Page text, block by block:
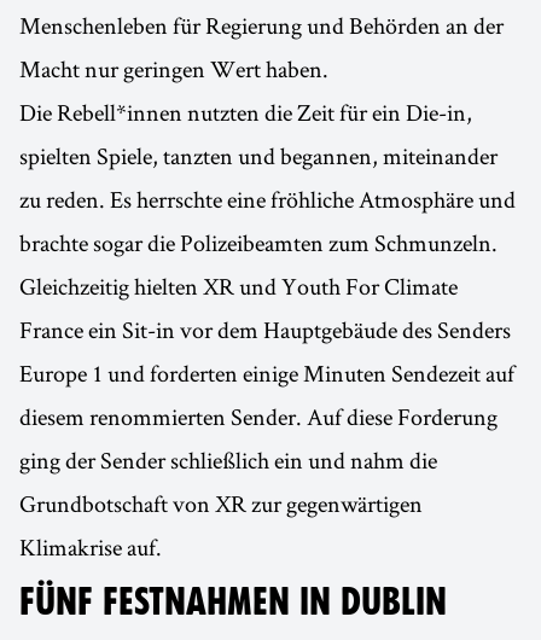
Menschenleben für Regierung und Behörden an der
Macht nur geringen Wert haben.
Die Rebell*innen nutzten die Zeit für ein Die-in,
spielten Spiele, tanzten und begannen, miteinander
zu reden. Es herrschte eine fröhliche Atmosphäre und
brachte sogar die Polizeibeamten zum Schmunzeln.
Gleichzeitig hielten XR und Youth For Climate
France ein Sit-in vor dem Hauptgebäude des Senders
Europe 1 und forderten einige Minuten Sendezeit auf
diesem renommierten Sender. Auf diese Forderung
ging der Sender schließlich ein und nahm die
Grundbotschaft von XR zur gegenwärtigen
Klimakrise auf.
FÜNF FESTNAHMEN IN DUBLIN